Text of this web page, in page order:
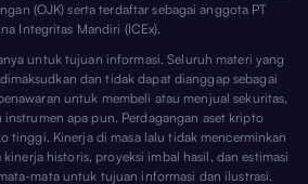
(OJK) serta terdaftar sebagai anggota PT
Integritas Mandiri (ICEx).
untuk tujuan informasi. Seluruh materi yang
dan tidak dapat dianggap sebagai
untuk membeli atau menjual sekuritas,
apa pun. Perdagangan aset kripto
tinggi. Kinerja di masa lalu tidak mencerminkan
kinerja historis, proyeksi imbal hasil, dan estimasi
mata untuk tujuan informasi dan ilustrasi.